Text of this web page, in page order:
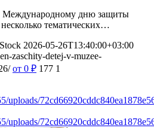
Международному дню защиты
тематических…
2026-05-26T13:40:00+03:00
zaschity-detej-v-muzee-
от 0 ₽ 177 1
uploads/
uploads/